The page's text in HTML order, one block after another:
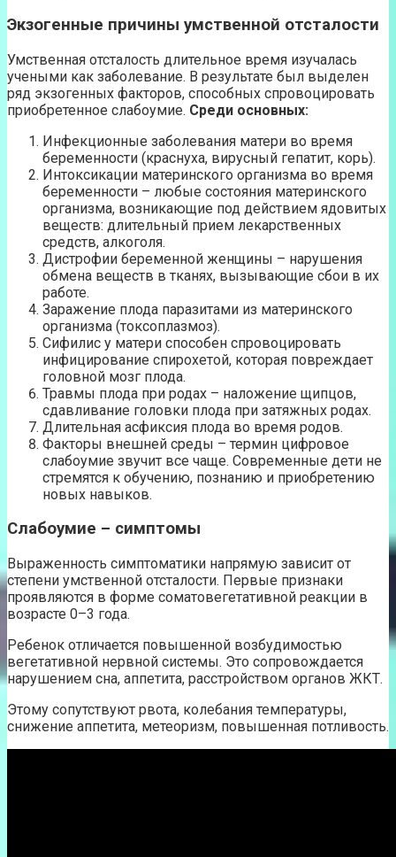
Экзогенные причины умственной отсталости
Умственная отсталость длительное время изучалась
учеными как заболевание. В результате был выделен
ряд экзогенных факторов, способных спровоцировать
приобретенное слабоумие. Среди основных:
Инфекционные заболевания матери во время
беременности (краснуха, вирусный гепатит, корь).
Интоксикации материнского организма во время
беременности – любые состояния материнского
организма, возникающие под действием ядовитых
веществ: длительный прием лекарственных
средств, алкоголя.
Дистрофии беременной женщины – нарушения
обмена веществ в тканях, вызывающие сбои в их
работе.
Заражение плода паразитами из материнского
организма (токсоплазмоз).
Сифилис у матери способен спровоцировать
инфицирование спирохетой, которая повреждает
головной мозг плода.
Травмы плода при родах – наложение щипцов,
сдавливание головки плода при затяжных родах.
Длительная асфиксия плода во время родов.
Факторы внешней среды – термин цифровое
слабоумие звучит все чаще. Современные дети не
стремятся к обучению, познанию и приобретению
новых навыков.
Слабоумие – симптомы
Выраженность симптоматики напрямую зависит от
степени умственной отсталости. Первые признаки
проявляются в форме соматовегетативной реакции в
возрасте 0–3 года.
Ребенок отличается повышенной возбудимостью
вегетативной нервной системы. Это сопровождается
нарушением сна, аппетита, расстройством органов ЖКТ.
Этому сопутствуют рвота, колебания температуры,
снижение аппетита, метеоризм, повышенная потливость.